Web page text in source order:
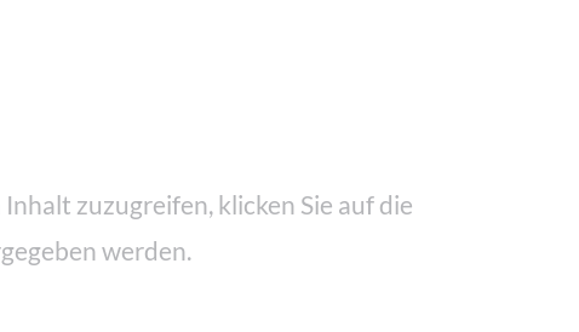
zuzugreifen, klicken Sie auf die
werden.